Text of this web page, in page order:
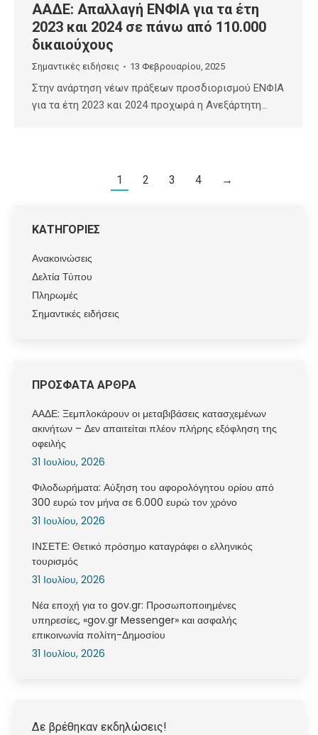
ΑΑΔΕ: Απαλλαγή ΕΝΦΙΑ για τα έτη
2023 και 2024 σε πάνω από 110.000
δικαιούχους
Σημαντικές ειδήσεις 13 Φεβρουαρίου, 2025
Στην ανάρτηση νέων πράξεων προσδιορισμού ΕΝΦΙΑ
για τα έτη 2023 και 2024 προχωρά η Ανεξάρτητη…
1 2 3 4 →
ΚΑΤΗΓΟΡΙΕΣ
Ανακοινώσεις
Δελτία Τύπου
Πληρωμές
Σημαντικές ειδήσεις
ΠΡΟΣΦΑΤΑ ΑΡΘΡΑ
ΑΑΔΕ: Ξεμπλοκάρουν οι μεταβιβάσεις κατασχεμένων
ακινήτων – Δεν απαιτείται πλέον πλήρης εξόφληση της
οφειλής
31 Ιουλίου, 2026
Φιλοδωρήματα: Αύξηση του αφορολόγητου ορίου από
300 ευρώ τον μήνα σε 6.000 ευρώ τον χρόνο
31 Ιουλίου, 2026
ΙΝΣΕΤΕ: Θετικό πρόσημο καταγράφει ο ελληνικός
τουρισμός
31 Ιουλίου, 2026
Νέα εποχή για το gov.gr: Προσωποποιημένες
υπηρεσίες, «gov.gr Messenger» και ασφαλής
επικοινωνία πολίτη-Δημοσίου
31 Ιουλίου, 2026
Δε βρέθηκαν εκδηλώσεις!